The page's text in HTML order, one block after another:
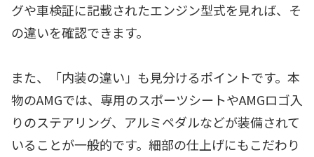
グや車検証に記載されたエンジン型式を見れば、そ
の違いを確認できます。
また、「内装の違い」も見分けるポイントです。本
物のAMGでは、専用のスポーツシートやAMGロゴ入
りのステアリング、アルミペダルなどが装備されて
いることが一般的です。細部の仕上げにもこだわり